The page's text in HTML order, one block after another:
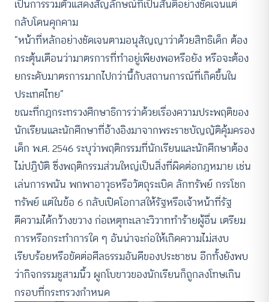
เป็นการรวมตัวแสดงสัญลักษณ์ที่เป็นสันติอย่างชัดเจนแต่
กลับโดนคุกคาม
“หน้าที่หลักอย่างชัดเจนตามอนุสัญญาว่าด้วยสิทธิเด็ก ต้อง
กระตุ้นเตือนว่ามาตรการที่ทำอยู่เพียงพอหรือยัง หรือจะต้อง
ยกระดับมาตรการมากไปกว่านี้กับสถานการณ์ที่เกิดขึ้นใน
ประเทศไทย”
ขณะที่กฎกระทรวงศึกษาธิการว่าด้วยเรื่องความประพฤติของ
นักเรียนและนักศึกษาที่อ้างอิงมาจากพระราชบัญญัติคุ้มครอง
เด็ก พ.ศ. 2546 ระบุว่าพฤติกรรมที่นักเรียนและนักศึกษาต้อง
ไม่ปฏิบัติ ซึ่งพฤติกรรมส่วนใหญ่เป็นสิ่งที่ผิดต่อกฎหมาย เช่น
เล่นการพนัน พกพาอาวุธหรือวัตถุระเบิด ลักทรัพย์ กรรโชก
ทรัพย์ แต่ในข้อ 6 กลับเปิดโอกาสให้รัฐหรือเจ้าหน้าที่รัฐ
ตีความได้กว้างขวาง ก่อเหตุทะเลาะวิวาททำร้ายผู้อื่น เตรียม
การหรือกระทำการใด ๆ อันน่าจะก่อให้เกิดความไม่สงบ
เรียบร้อยหรือขัดต่อศีลธรรมอันดีของประชาชน อีกทั้งยังพบ
ว่ากิจกรรมชูสามนิ้ว ผูกโบขาวของนักเรียนก็ถูกลงโทษเกิน
กรอบที่กระทรวงกำหนด